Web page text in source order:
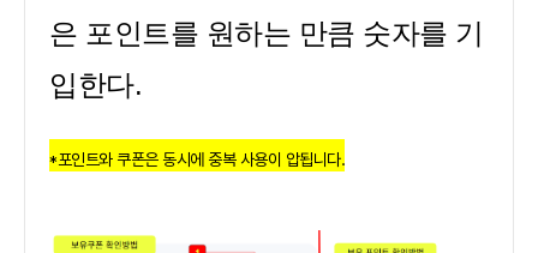
은 포인트를 원하는 만큼 숫자를 기
입한다.
*포인트와 쿠폰은 동시에 중복 사용이 압됩니다.